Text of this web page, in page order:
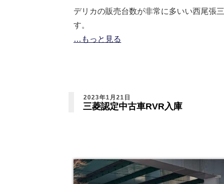
デリカの販売台数が非常に多いい西尾張
す。
…もっと見る
2023年1月21日
三菱認定中古車RVR入庫